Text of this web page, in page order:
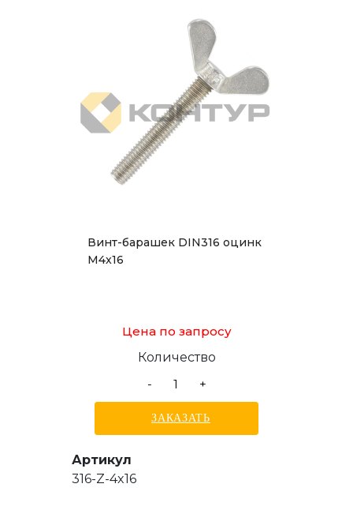
Винт-барашек DIN316 оцинк
М4x16
Цена по запросу
Количество
-
+
ЗАКАЗАТЬ
Артикул
316-Z-4x16